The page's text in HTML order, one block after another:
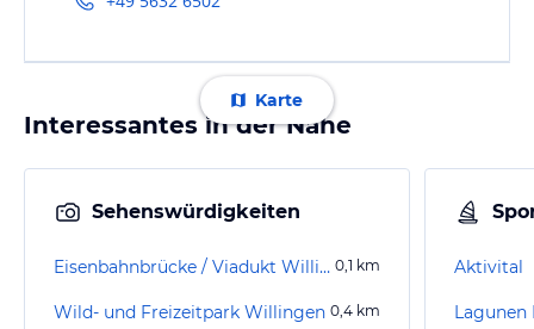
Karte
Interessantes in der Nähe
Sehenswürdigkeiten
Eisenbahnbrücke / Viadukt Willingen 0,1 km
Wild- und Freizeitpark Willingen 0,4 km
Aktivital
Lagunen